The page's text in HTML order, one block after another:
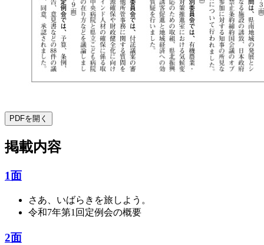
PDFを開く
掲載内容
1面
さあ、いばらきを旅しよう。
令和7年第1回定例会の概要
2面